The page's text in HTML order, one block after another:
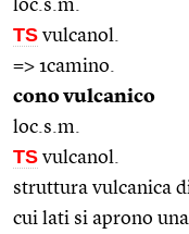
loc.s.m.
TS vulcanol.
=> 1camino.
cono vulcanico
loc.s.m.
TS vulcanol.
struttura vulcanica
cui lati si aprono